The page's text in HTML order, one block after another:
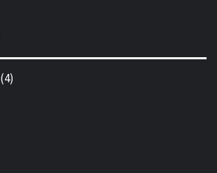
(4)